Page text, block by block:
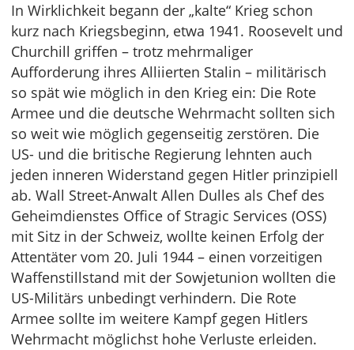
In Wirklichkeit begann der „kalte“ Krieg schon
kurz nach Kriegsbeginn, etwa 1941. Roosevelt und
Churchill griffen – trotz mehrmaliger
Aufforderung ihres Alliierten Stalin – militärisch
so spät wie möglich in den Krieg ein: Die Rote
Armee und die deutsche Wehrmacht sollten sich
so weit wie möglich gegenseitig zerstören. Die
US- und die britische Regierung lehnten auch
jeden inneren Widerstand gegen Hitler prinzipiell
ab. Wall Street-Anwalt Allen Dulles als Chef des
Geheimdienstes Office of Stragic Services (OSS)
mit Sitz in der Schweiz, wollte keinen Erfolg der
Attentäter vom 20. Juli 1944 – einen vorzeitigen
Waffenstillstand mit der Sowjetunion wollten die
US-Militärs unbedingt verhindern. Die Rote
Armee sollte im weitere Kampf gegen Hitlers
Wehrmacht möglichst hohe Verluste erleiden.